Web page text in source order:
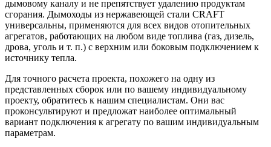
дымовому каналу и не препятствует удалению продуктам
сгорания. Дымоходы из нержавеющей стали CRAFT
универсальны, применяются для всех видов отопительных
агрегатов, работающих на любом виде топлива (газ, дизель,
дрова, уголь и т. п.) с верхним или боковым подключением к
источнику тепла.
Для точного расчета проекта, похожего на одну из
представленных сборок или по вашему индивидуальному
проекту, обратитесь к нашим специалистам. Они вас
проконсультируют и предложат наиболее оптимальный
вариант подключения к агрегату по вашим индивидуальным
параметрам.